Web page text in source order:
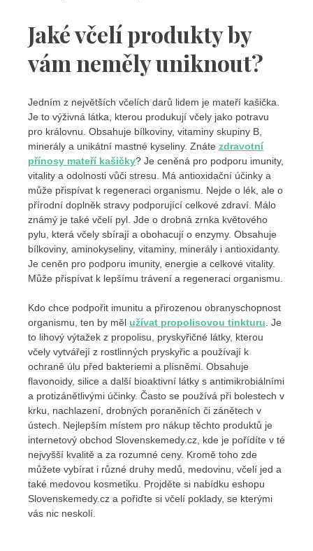
Jaké včelí produkty by
vám neměly uniknout?
Jedním z největších včelích darů lidem je mateří kašička.
Je to výživná látka, kterou produkují včely jako potravu
pro královnu. Obsahuje bílkoviny, vitaminy skupiny B,
minerály a unikátní mastné kyseliny. Znáte zdravotní
přínosy mateří kašičky? Je ceněná pro podporu imunity,
vitality a odolnosti vůči stresu. Má antioxidační účinky a
může přispívat k regeneraci organismu. Nejde o lék, ale o
přírodní doplněk stravy podporující celkové zdraví. Málo
známý je také včelí pyl. Jde o drobná zrnka květového
pylu, která včely sbírají a obohacují o enzymy. Obsahuje
bílkoviny, aminokyseliny, vitaminy, minerály i antioxidanty.
Je ceněn pro podporu imunity, energie a celkové vitality.
Může přispívat k lepšímu trávení a regeneraci organismu.
Kdo chce podpořit imunitu a přirozenou obranyschopnost
organismu, ten by měl užívat propolisovou tinkturu. Je
to lihový výtažek z propolisu, pryskyřičné látky, kterou
včely vytvářejí z rostlinných pryskyřic a používají k
ochraně úlu před bakteriemi a plísněmi. Obsahuje
flavonoidy, silice a další bioaktivní látky s antimikrobiálními
a protizánětlivými účinky. Často se používá při bolestech v
krku, nachlazení, drobných poraněních či zánětech v
ústech. Nejlepším místem pro nákup těchto produktů je
internetový obchod Slovenskemedy.cz, kde je pořídíte v té
nejvyšší kvalitě a za rozumné ceny. Kromě toho zde
můžete vybírat i různé druhy medů, medovinu, včelí jed a
také medovou kosmetiku. Projděte si nabídku eshopu
Slovenskemedy.cz a pořiďte si včelí poklady, se kterými
vás nic neskolí.